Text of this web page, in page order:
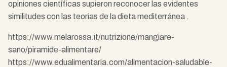
opiniones científicas supieron reconocer las evidentes
similitudes con las teorías de la dieta mediterránea .
https://www.melarossa.it/nutrizione/mangiare-
sano/piramide-alimentare/
https://www.edualimentaria.com/alimentacion-saludable-